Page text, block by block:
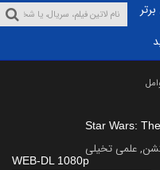
Star Wars:
,علمی تخیلی
WEB-DL 1080p